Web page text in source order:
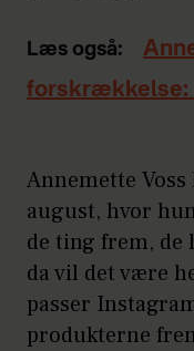
Læs også:
forskrækkelse:
Annemette
august, hvor
de ting frem,
da vil det være
passer
produkterne